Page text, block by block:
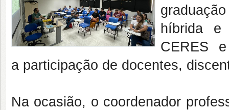
híbrida
CERES
a participação de docentes,
Na ocasião, o coordenador